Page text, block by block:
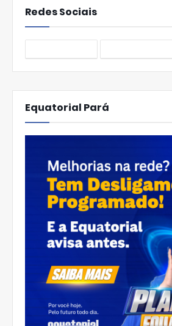
Redes Sociais
Equatorial Pará